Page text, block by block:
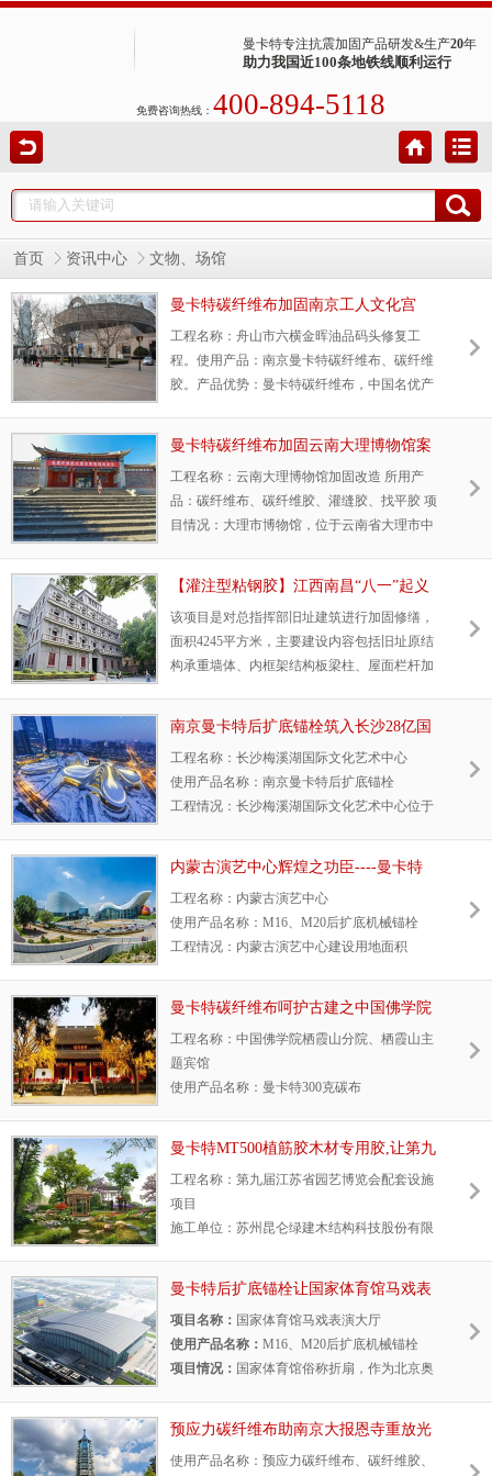
曼卡特专注抗震加固产品研发&生产20年
助力我国近100条地铁线顺利运行
免费咨询热线： 400-894-5118
首页 资讯中心 文物、场馆
曼卡特碳纤维布加固南京工人文化宫
工程名称：舟山市六横金晖油品码头修复工
程。使用产品：南京曼卡特碳纤维布、碳纤维
胶。产品优势：曼卡特碳纤维布，中国名优产
院、大报恩寺等项目。
曼卡特碳纤维布加固云南大理博物馆案
例
工程名称：云南大理博物馆加固改造 所用产
品：碳纤维布、碳纤维胶、灌缝胶、找平胶 项
目情况：大理市博物馆，位于云南省大理市中
综合博物馆。博物馆建筑面积2650平方米，主
要陈列有石器、陶器、青铜器、瓷器、玉器、
石雕、玉雕、木雕、字画等。 产品优势：曼卡
特抗震加固碳纤维布，中国名优产品，由平安
高速、中国航天大楼、南京鼓楼医院、大报恩
【灌注型粘钢胶】江西南昌“八一”起义
指挥部旧址加固修缮工程
该项目是对总指挥部旧址建筑进行加固修缮，
面积4245平方米，主要建设内容包括旧址原结
构承重墙体、内框架结构板梁柱、屋面栏杆加
注型粘钢胶。
南京曼卡特后扩底锚栓筑入长沙28亿国
际文化艺术中心
工程名称：长沙梅溪湖国际文化艺术中心
使用产品名称：南京曼卡特后扩底锚栓
工程情况：长沙梅溪湖国际文化艺术中心位于
内蒙古演艺中心辉煌之功臣----曼卡特
NJMKT后扩底抗震锚栓
工程名称：内蒙古演艺中心
使用产品名称：M16、M20后扩底机械锚栓
工程情况：内蒙古演艺中心建设用地面积
城区北垣东街，将与已经建成的博物院、乌兰
恰特和同步建设的科技馆交相辉映，共同形成
一个开放繁荣的文化圈。
曼卡特碳纤维布呵护古建之中国佛学院
栖霞山分院、栖霞山主题宾馆
工程名称：中国佛学院栖霞山分院、栖霞山主
题宾馆
使用产品名称：曼卡特300克碳布
教、识教义、有文化的年轻僧才，国务院宗教
局、中国佛教协会决定在南京栖霞寺开办僧伽
培训班，赵朴初任主任，向全国招收了185名
学僧。
曼卡特MT500植筋胶木材专用胶,让第九
届江苏省园艺博览会配套设施坚不可摧
工程名称：第九届江苏省园艺博览会配套设施
项目
施工单位：苏州昆仑绿建木结构科技股份有限
项目情况：2016年4月，由江苏省人民政府主
办，省住建厅、省农委、苏州市人民政府和吴
中区人民政府共同承办的第九届江苏省园艺博
览会将于苏州吴中区临湖镇举行。
曼卡特后扩底锚栓让国家体育馆马戏表
演大厅安全无忧
项目名称： 国家体育馆马戏表演大厅
使用产品名称： M16、M20后扩底机械锚栓
项目情况： 国家体育馆俗称折扇，作为北京奥
运会后，国家体育馆作为北京市一流体育设
施，成为集体体育竞赛、文化娱乐于一体，提
预应力碳纤维布助南京大报恩寺重放光
彩---曼卡特加固材料
使用产品名称：预应力碳纤维布、碳纤维胶、